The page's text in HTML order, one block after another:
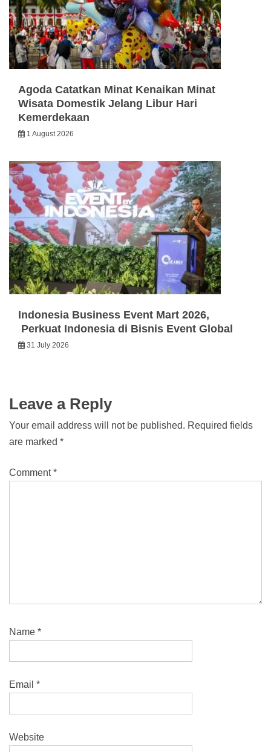
Agoda Catatkan Minat Kenaikan Minat
Wisata Domestik Jelang Libur Hari
Kemerdekaan
1 August 2026
Indonesia Business Event Mart 2026,
Perkuat Indonesia di Bisnis Event Global
31 July 2026
Leave a Reply
Your email address will not be published. Required fields
are marked *
Comment*
Name *
Email *
Website